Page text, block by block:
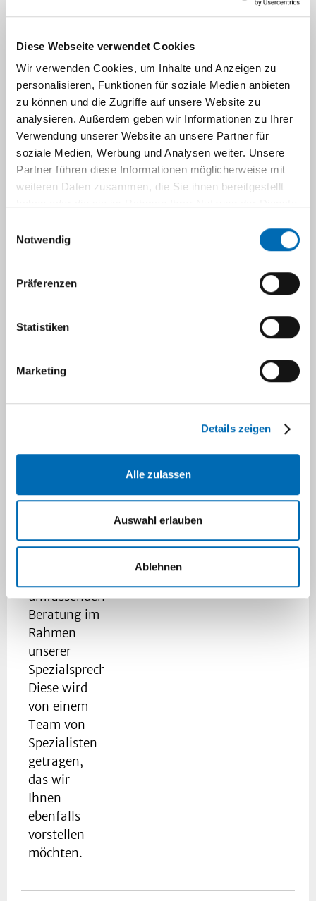
Diese Webseite verwendet Cookies
Wir verwenden Cookies, um Inhalte und Anzeigen zu
personalisieren, Funktionen für soziale Medien anbieten
zu können und die Zugriffe auf unsere Website zu
analysieren. Außerdem geben wir Informationen zu Ihrer
Verwendung unserer Website an unsere Partner für
soziale Medien, Werbung und Analysen weiter. Unsere
Partner führen diese Informationen möglicherweise mit
weiteren Daten zusammen, die Sie ihnen bereitgestellt
Notwendig
Präferenzen
Statistiken
Marketing
Details zeigen
Alle zulassen
Auswahl erlauben
Ablehnen
iplinäres
Myomze
ntrum
Liebe
Patientin,
liebe
Einweiser,
sehr geehrte
Angehörige,
Folgenden
Ihnen unser
Zentrum zur
vorstellen.
verschiedensten
Behandlungsansätzen
vor allem die
umfassenden
Beratung im
Rahmen
unserer
Spezialsprechstunde.
Diese wird
von einem
Team von
Spezialisten
getragen,
das wir
Ihnen
ebenfalls
vorstellen
möchten.